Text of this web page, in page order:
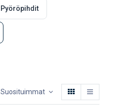
Pyöröpihdit
Suosituimmat